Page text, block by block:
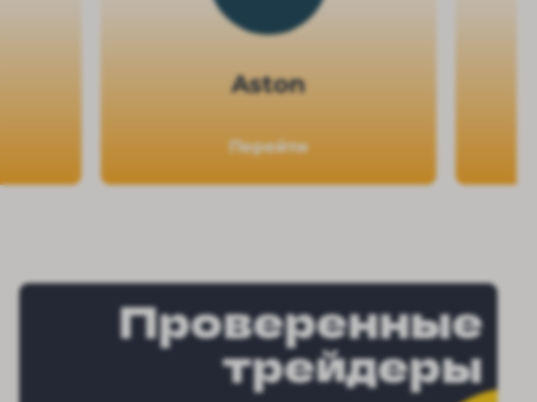
Aston
Перейти
Проверенные
трейдеры